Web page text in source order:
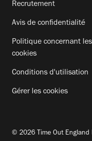
Recrutement
Avis de confidentialité
Politique concernant les
cookies
Conditions d'utilisation
Gérer les cookies
© 2026 Time Out England